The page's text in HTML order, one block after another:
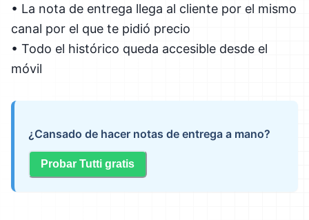
• La nota de entrega llega al cliente por el mismo
canal por el que te pidió precio
• Todo el histórico queda accesible desde el
móvil
¿Cansado de hacer notas de entrega a mano?
Probar Tutti gratis